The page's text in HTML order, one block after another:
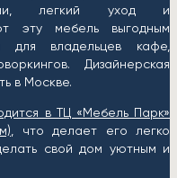
легкий уход и
эту мебель выгодным
для владельцев кафе,
Дизайнерская
в Москве.
в ТЦ «Мебель Парк»
, что делает его легко
свой дом уютным и